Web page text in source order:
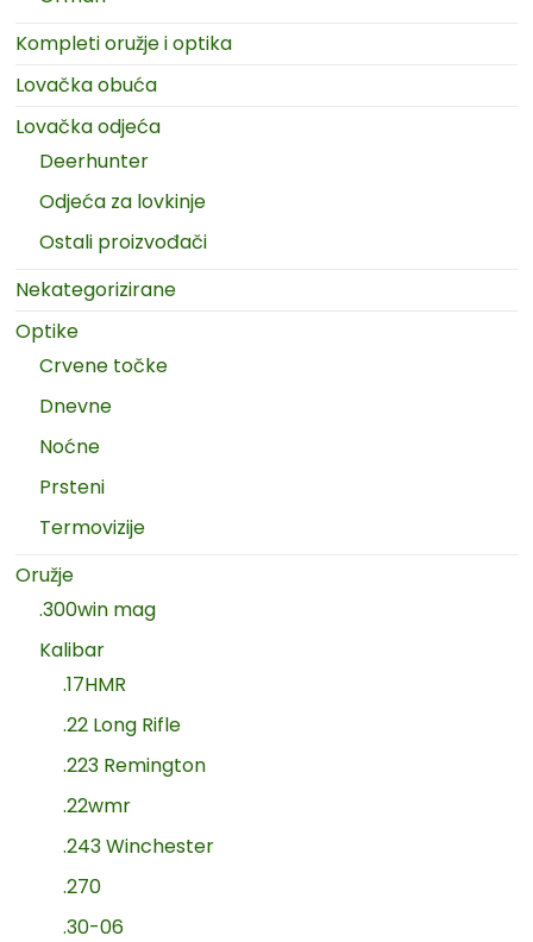
Kompleti oružje i optika
Lovačka obuća
Lovačka odjeća
Deerhunter
Odjeća za lovkinje
Ostali proizvođači
Nekategorizirane
Optike
Crvene točke
Dnevne
Noćne
Prsteni
Termovizije
Oružje
.300win mag
Kalibar
.17HMR
.22 Long Rifle
.223 Remington
.22wmr
.243 Winchester
.270
.30-06